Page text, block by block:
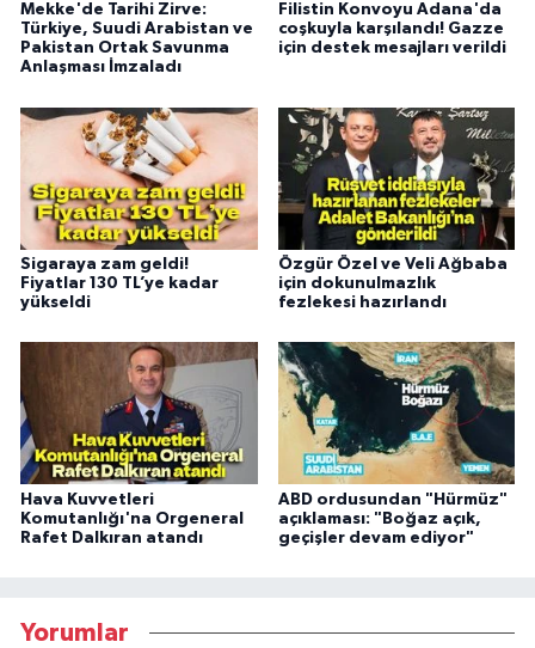
Mekke'de Tarihi Zirve:
Türkiye, Suudi Arabistan ve
Pakistan Ortak Savunma
Anlaşması İmzaladı
Filistin Konvoyu Adana'da
coşkuyla karşılandı! Gazze
için destek mesajları verildi
Sigaraya zam geldi!
Fiyatlar 130 TL’ye kadar
yükseldi
Özgür Özel ve Veli Ağbaba
için dokunulmazlık
fezlekesi hazırlandı
Hava Kuvvetleri
Komutanlığı'na Orgeneral
Rafet Dalkıran atandı
ABD ordusundan "Hürmüz"
açıklaması: "Boğaz açık,
geçişler devam ediyor"
Yorumlar